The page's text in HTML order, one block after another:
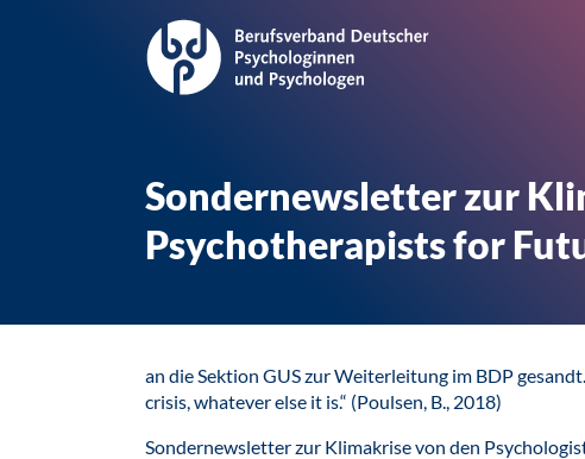
Sondernewsletter zur
Psychotherapists for
an die Sektion GUS zur Weiterleitung im BDP
crisis, whatever else it is.“ (Poulsen, B., 2018)
Sondernewsletter zur Klimakrise von den